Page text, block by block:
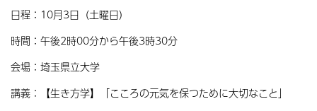
日程：10月3日（土曜日）
時間：午後2時00分から午後3時30分
会場：埼玉県立大学
講義：【生き方学】
「こころの元気を保つために大切なこと」